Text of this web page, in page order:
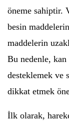
öneme sahiptir.
besin
maddelerin
Bu nedenle, kan
desteklemek ve
dikkat etmek
İlk olarak,